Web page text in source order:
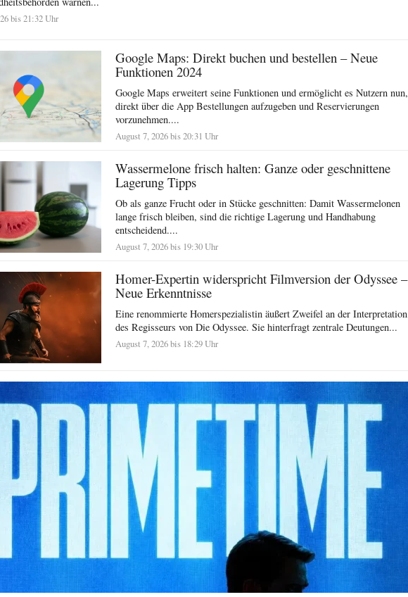
bis 21:32 Uhr
Google Maps: Direkt buchen und bestellen – Neue
Funktionen 2024
Google Maps erweitert seine Funktionen und ermöglicht es Nutzern nun,
direkt über die App Bestellungen aufzugeben und Reservierungen
vorzunehmen....
August 7, 2026 bis 20:31 Uhr
Wassermelone frisch halten: Ganze oder geschnittene
Lagerung Tipps
Ob als ganze Frucht oder in Stücke geschnitten: Damit Wassermelonen
lange frisch bleiben, sind die richtige Lagerung und Handhabung
entscheidend....
August 7, 2026 bis 19:30 Uhr
Homer-Expertin widerspricht Filmversion der Odyssee –
Neue Erkenntnisse
Eine renommierte Homerspezialistin äußert Zweifel an der Interpretation
des Regisseurs von Die Odyssee. Sie hinterfragt zentrale Deutungen...
August 7, 2026 bis 18:29 Uhr